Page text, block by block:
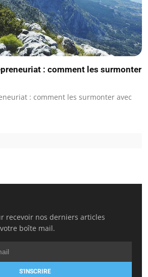
: comment les surmonter
: comment les surmonter avec
recevoir nos derniers articles
boîte mail.
S'INSCRIRE